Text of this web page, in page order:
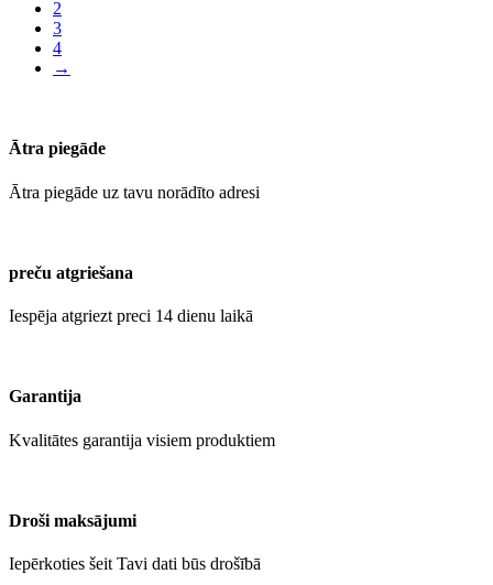
2
3
4
→
Ātra piegāde
Ātra piegāde uz tavu norādīto adresi
preču atgriešana
Iespēja atgriezt preci 14 dienu laikā
Garantija
Kvalitātes garantija visiem produktiem
Droši maksājumi
Iepērkoties šeit Tavi dati būs drošībā